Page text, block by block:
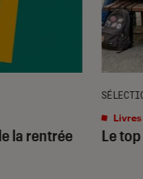
la rentrée
Le
Livres